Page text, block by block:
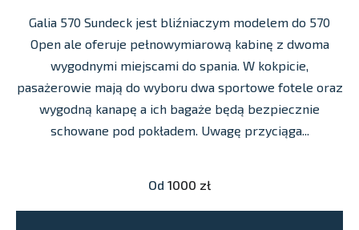
Galia 570 Sundeck jest bliźniaczym modelem do 570
Open ale oferuje pełnowymiarową kabinę z dwoma
wygodnymi miejscami do spania. W kokpicie,
pasażerowie mają do wyboru dwa sportowe fotele oraz
wygodną kanapę a ich bagaże będą bezpiecznie
schowane pod pokładem. Uwagę przyciąga...
Od 1000 zł